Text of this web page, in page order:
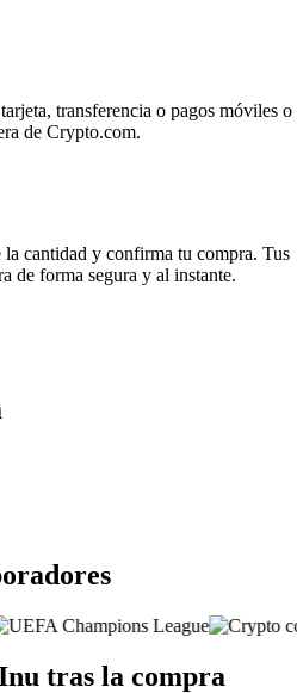
transferencia o pagos móviles o
de Crypto.com.
cantidad y confirma tu compra. Tus
de forma segura y al instante.
tras la compra